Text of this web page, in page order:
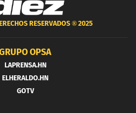
RESERVADOS ®2025
OPSA
LAPRENSA.HN
ELHERALDO.HN
GOTV